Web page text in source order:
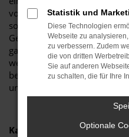
von Budde Automobile
sowohl als Neuwagen als
Gebraucht- oder
ganz große Auswahl und
welchem Modell Sie fortan in
beraten Sie gerne und
und Antwort.
Kategorie
Statistik und
Diese Technologien
Webseite zu
zu verbessern. Zudem
die von dritten
Sie auf anderen
zu schalten, die für Ihre
Optionale